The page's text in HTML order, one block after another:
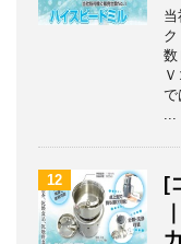
数
で
...
12
[